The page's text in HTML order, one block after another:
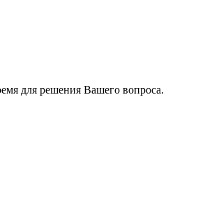
для решения Вашего вопроса.